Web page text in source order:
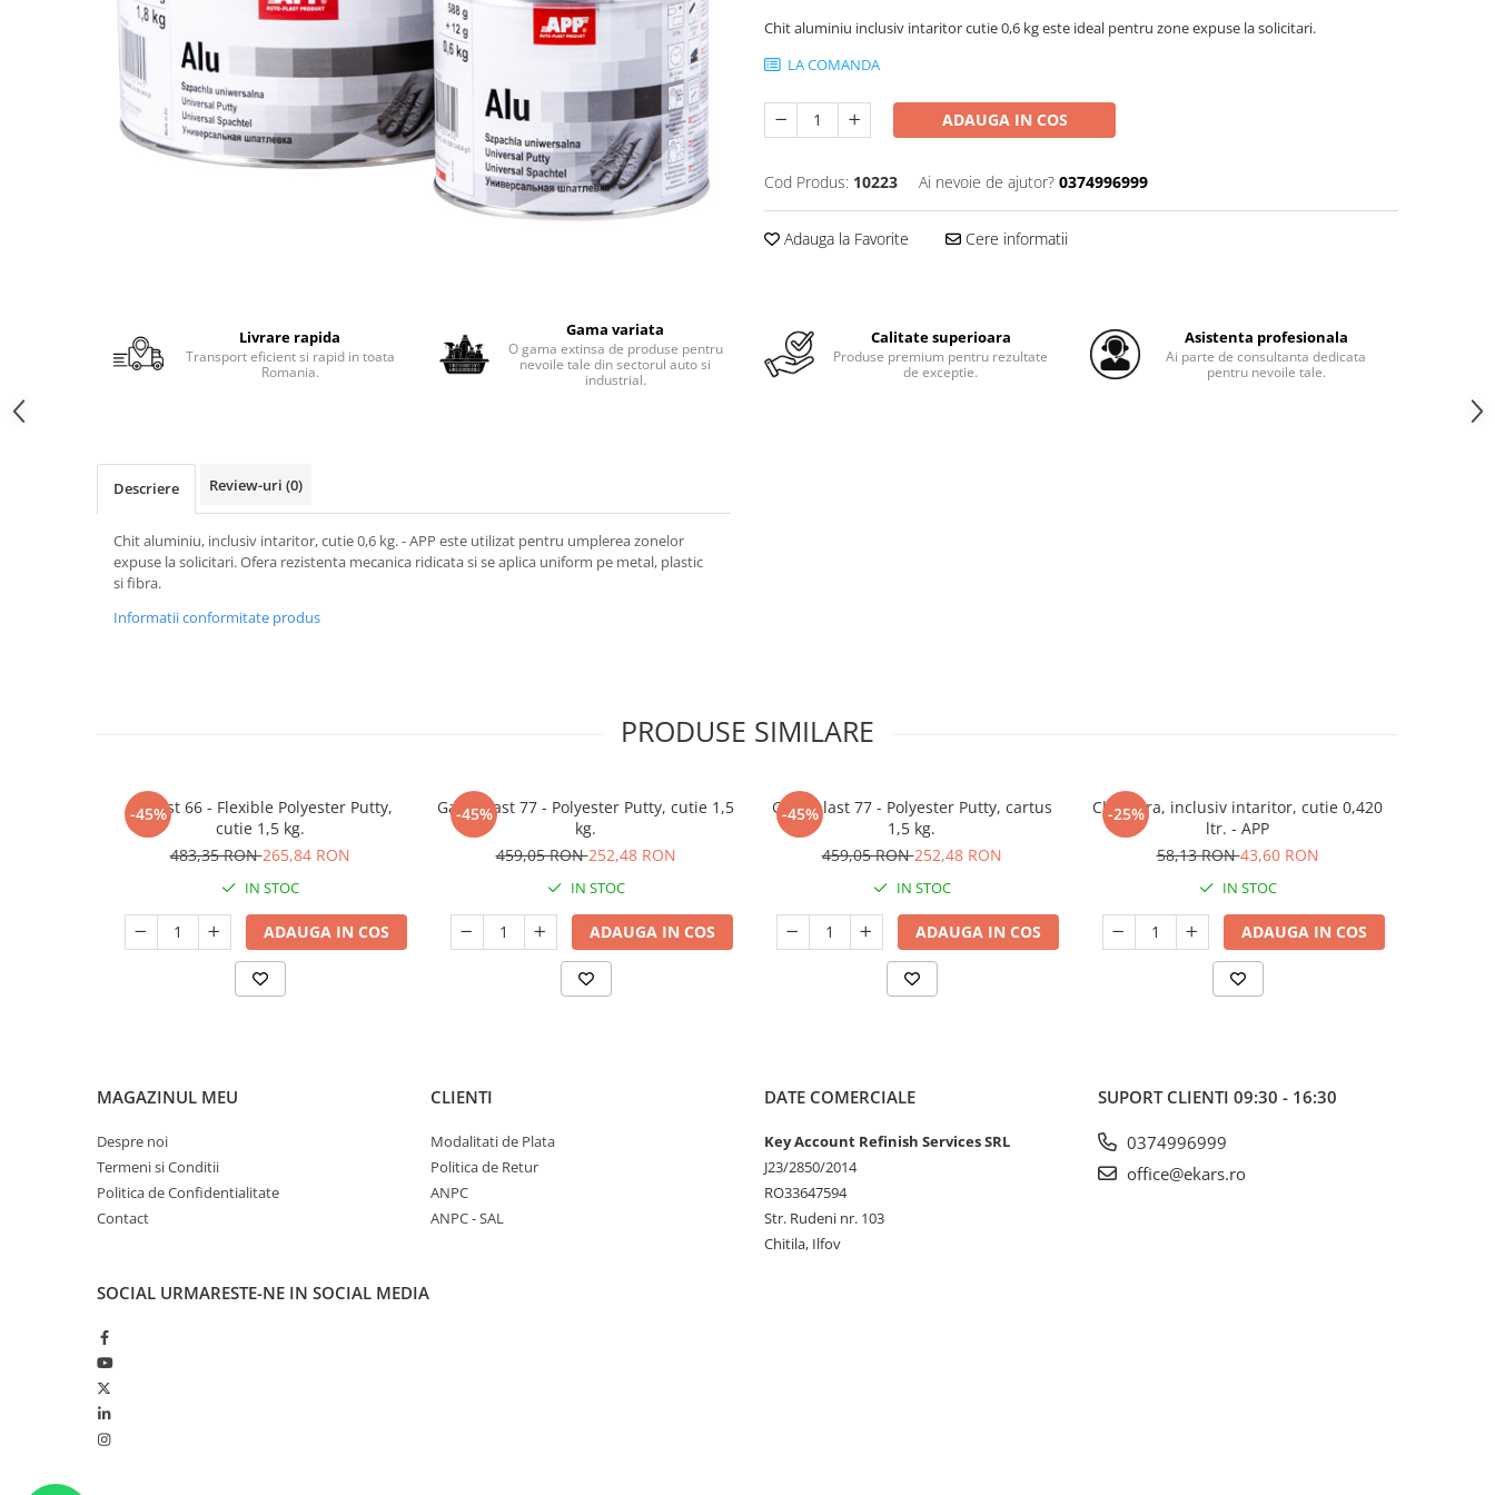
Protectie piele
Protectie vizuala
Sisteme si pahare PPS
Pahare de amestec
Chit aluminiu inclusiv intaritor cutie 0,6 kg este ideal pentru zone expuse la solicitari.
LA COMANDA
ADAUGA IN COS
Cod Produs: 10223 Ai nevoie de ajutor? 0374996999
Adauga la Favorite Cere informatii
Livrare rapida
Transport eficient si rapid in toata
Romania.
Gama variata
O gama extinsa de produse pentru
nevoile tale din sectorul auto si
industrial.
Calitate superioara
Produse premium pentru rezultate
de exceptie.
Asistenta profesionala
Ai parte de consultanta dedicata
pentru nevoile tale.
Descriere Review-uri (0)
Chit aluminiu, inclusiv intaritor, cutie 0,6 kg. - APP este utilizat pentru umplerea zonelor
expuse la solicitari. Ofera rezistenta mecanica ridicata si se aplica uniform pe metal, plastic
si fibra.
Informatii conformitate produs
PRODUSE SIMILARE
-45%
Iviplast 66 - Flexible Polyester Putty,
cutie 1,5 kg.
483,35 RON265,84 RON
IN STOC
ADAUGA IN COS
-45%
Galvaplast 77 - Polyester Putty, cutie 1,5
kg.
459,05 RON252,48 RON
IN STOC
ADAUGA IN COS
-45%
Galvaplast 77 - Polyester Putty, cartus
1,5 kg.
459,05 RON252,48 RON
IN STOC
ADAUGA IN COS
-25%
Chit fibra, inclusiv intaritor, cutie 0,420
ltr. - APP
58,13 RON43,60 RON
IN STOC
ADAUGA IN COS
MAGAZINUL MEU
Despre noi
Termeni si Conditii
Politica de Confidentialitate
Contact
CLIENTI
Modalitati de Plata
Politica de Retur
ANPC
ANPC - SAL
DATE COMERCIALE
Key Account Refinish Services SRL
J23/2850/2014
RO33647594
Str. Rudeni nr. 103
Chitila, Ilfov
SUPORT CLIENTI 09:30 - 16:30
0374996999
office@ekars.ro
SOCIAL URMARESTE-NE IN SOCIAL MEDIA